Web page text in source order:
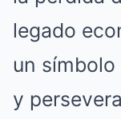
legado
un
y